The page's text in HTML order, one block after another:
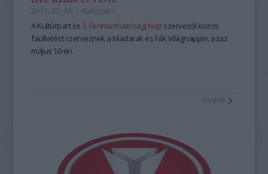
2011. 05. 05. | Kultúrpart
A Kultúrpart és 3. Fenntarthatósági Nap szervezői közös
faültetést szerveznek a Madarak és Fák Világnapján, azaz
május 10-én.
tovább